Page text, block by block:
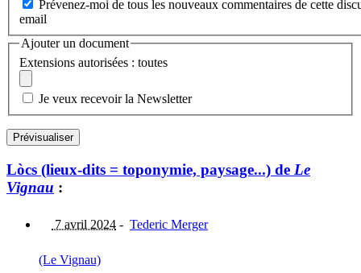
Prévenez-moi de tous les nouveaux commentaires de cette
email
Ajouter un document
Extensions autorisées : toutes
Je veux recevoir la Newsletter
Lòcs (lieux-dits = toponymie, paysage...) de Le
Vignau :
7 avril 2024 - Tederic Merger
(Le Vignau)